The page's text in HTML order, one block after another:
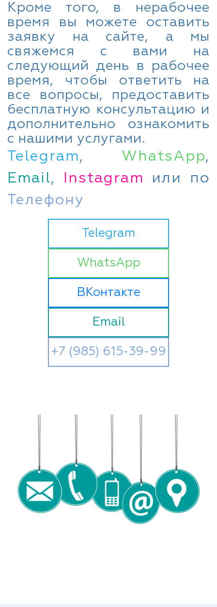
Кроме того, в нерабочее
время вы можете оставить
заявку на сайте, а мы
свяжемся с вами на
следующий день в рабочее
время, чтобы ответить на
все вопросы, предоставить
бесплатную консультацию и
дополнительно ознакомить
с нашими услугами.
Telegram, WhatsApp,
Email, Instagram или по
Телефону
Telegram
WhatsApp
ВКонтакте
Email
+7 (985) 615-39-99